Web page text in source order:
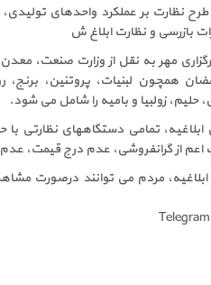
نظارت بر عملکرد واحدهای
بازرسی و نظارت ابلاغ ش
مهر به نقل از وزارت صنعت،
همچون لبنیات، پروتئین،
زولبیا و بامیه را شامل می شود.
تمامی دستگاههای نظارتی با
از گرانفروشی، عدم درج قیمت،